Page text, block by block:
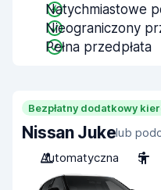
Natychmiastowe
Nieograniczony
Pełna przedpłata
Bezpłatny dodatkowy
Nissan Jukelub
Automatyczna
5